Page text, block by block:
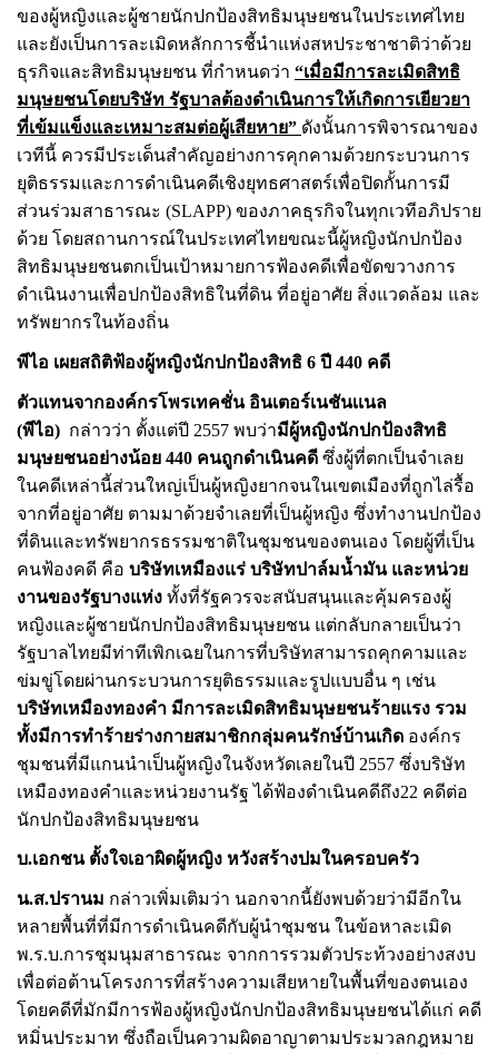
ของผู้หญิงและผู้ชายนักปกป้องสิทธิมนุษยชนในประเทศไทย
และยังเป็นการละเมิดหลักการชี้นำแห่งสหประชาชาติว่าด้วย
ธุรกิจและสิทธิมนุษยชน ที่กำหนดว่า “เมื่อมีการละเมิดสิทธิ
มนุษยชนโดยบริษัท รัฐบาลต้องดำเนินการให้เกิดการเยียวยา
ที่เข้มแข็งและเหมาะสมต่อผู้เสียหาย” ดังนั้นการพิจารณาของ
เวทีนี้ ควรมีประเด็นสำคัญอย่างการคุกคามด้วยกระบวนการ
ยุติธรรมและการดำเนินคดีเชิงยุทธศาสตร์เพื่อปิดกั้นการมี
ส่วนร่วมสาธารณะ (SLAPP) ของภาคธุรกิจในทุกเวทีอภิปราย
ด้วย โดยสถานการณ์ในประเทศไทยขณะนี้ผู้หญิงนักปกป้อง
สิทธิมนุษยชนตกเป็นเป้าหมายการฟ้องคดีเพื่อขัดขวางการ
ดำเนินงานเพื่อปกป้องสิทธิในที่ดิน ที่อยู่อาศัย สิ่งแวดล้อม และ
ทรัพยากรในท้องถิ่น
พีไอ เผยสถิติฟ้องผู้หญิงนักปกป้องสิทธิ 6 ปี 440 คดี
ตัวแทนจากองค์กรโพรเทคชั่น อินเตอร์เนชันเเนล
(พีไอ) กล่าวว่า ตั้งแต่ปี 2557 พบว่ามีผู้หญิงนักปกป้องสิทธิ
มนุษยชนอย่างน้อย 440 คนถูกดำเนินคดี ซึ่งผู้ที่ตกเป็นจำเลย
ในคดีเหล่านี้ส่วนใหญ่เป็นผู้หญิงยากจนในเขตเมืองที่ถูกไล่รื้อ
จากที่อยู่อาศัย ตามมาด้วยจำเลยที่เป็นผู้หญิง ซึ่งทำงานปกป้อง
ที่ดินและทรัพยากรธรรมชาติในชุมชนของตนเอง โดยผู้ที่เป็น
คนฟ้องคดี คือ บริษัทเหมืองแร่ บริษัทปาล์มน้ำมัน และหน่วย
งานของรัฐบางแห่ง ทั้งที่รัฐควรจะสนับสนุนและคุ้มครองผู้
หญิงและผู้ชายนักปกป้องสิทธิมนุษยชน แต่กลับกลายเป็นว่า
รัฐบาลไทยมีท่าทีเพิกเฉยในการที่บริษัทสามารถคุกคามและ
ข่มขู่โดยผ่านกระบวนการยุติธรรมและรูปแบบอื่น ๆ เช่น
บริษัทเหมืองทองคำ มีการละเมิดสิทธิมนุษยชนร้ายแรง รวม
ทั้งมีการทำร้ายร่างกายสมาชิกกลุ่มคนรักษ์บ้านเกิด องค์กร
ชุมชนที่มีแกนนำเป็นผู้หญิงในจังหวัดเลยในปี 2557 ซึ่งบริษัท
เหมืองทองคำและหน่วยงานรัฐ ได้ฟ้องดำเนินคดีถึง22 คดีต่อ
นักปกป้องสิทธิมนุษยชน
บ.เอกชน ตั้งใจเอาผิดผู้หญิง หวังสร้างปมในครอบครัว
น.ส.ปรานม กล่าวเพิ่มเติมว่า นอกจากนี้ยังพบด้วยว่ามีอีกใน
หลายพื้นที่ที่มีการดำเนินคดีกับผู้นำชุมชน ในข้อหาละเมิด
พ.ร.บ.การชุมนุมสาธารณะ จากการรวมตัวประท้วงอย่างสงบ
เพื่อต่อต้านโครงการที่สร้างความเสียหายในพื้นที่ของตนเอง
โดยคดีที่มักมีการฟ้องผู้หญิงนักปกป้องสิทธิมนุษยชนได้แก่ คดี
หมิ่นประมาท ซึ่งถือเป็นความผิดอาญาตามประมวลกฎหมาย